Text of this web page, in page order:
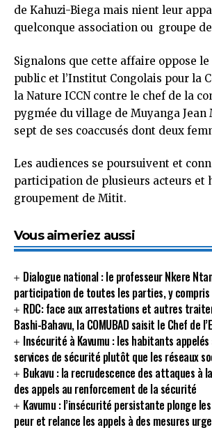
de Kahuzi-Biega mais nient leur
quelconque association ou groupe
Signalons que cette affaire oppose
public et l’Institut Congolais pour la
la Nature ICCN contre le chef de la
pygmée du village de Muyanga Jean
sept de ses coaccusés dont deux
Les audiences se poursuivent et
participation de plusieurs acteurs et
groupement de Mitit.
Vous aimeriez aussi
Dialogue national : le professeur Nkere
participation de toutes les parties, y compris
RDC: face aux arrestations et autres
Bashi-Bahavu, la COMUBAD saisit le Chef de
Insécurité à Kavumu : les habitants
services de sécurité plutôt que les réseaux
Bukavu : la recrudescence des attaques à
des appels au renforcement de la sécurité
Kavumu : l’insécurité persistante plonge
peur et relance les appels à des mesures